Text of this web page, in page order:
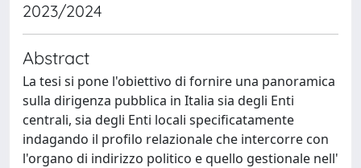
2023/2024
Abstract
La tesi si pone l'obiettivo di fornire una panoramica
sulla dirigenza pubblica in Italia sia degli Enti
centrali, sia degli Enti locali specificatamente
indagando il profilo relazionale che intercorre con
l'organo di indirizzo politico e quello gestionale nell'